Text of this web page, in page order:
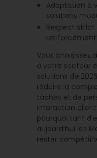
Adaptation à
solutions
Respect strict
Vous choisissez
à votre secteur
solutions de
réduire la
tâches et de
interaction
pourquoi tant
aujourd’hui les
rester